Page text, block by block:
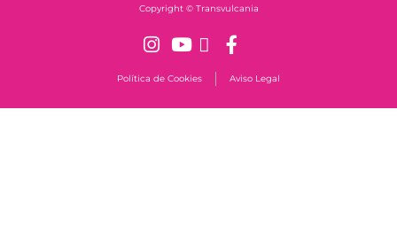
Copyright © Transvulcania
Política de Cookies Aviso Legal